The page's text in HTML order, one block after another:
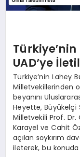
UAD’ye
Türkiye’nin Lahey
Milletvekillerinden
beyanını
Heyette, Büyükelçi
Milletvekili Prof.
Karayel ve Cahit
açılan soykırım
ileterek, bu konuda